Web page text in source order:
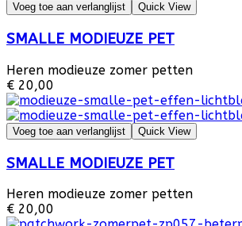
Voeg toe aan verlanglijst Quick View
SMALLE MODIEUZE PET
Heren modieuze zomer petten
€ 20,00
Voeg toe aan verlanglijst Quick View
SMALLE MODIEUZE PET
Heren modieuze zomer petten
€ 20,00